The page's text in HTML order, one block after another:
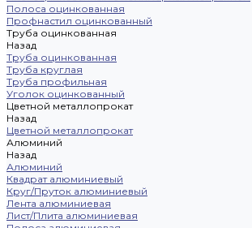
Полоса оцинкованная
Профнастил оцинкованный
Труба оцинкованная
Назад
Труба оцинкованная
Труба круглая
Труба профильная
Уголок оцинкованный
Цветной металлопрокат
Назад
Цветной металлопрокат
Алюминий
Назад
Алюминий
Квадрат алюминиевый
Круг/Пруток алюминиевый
Лента алюминиевая
Лист/Плита алюминиевая